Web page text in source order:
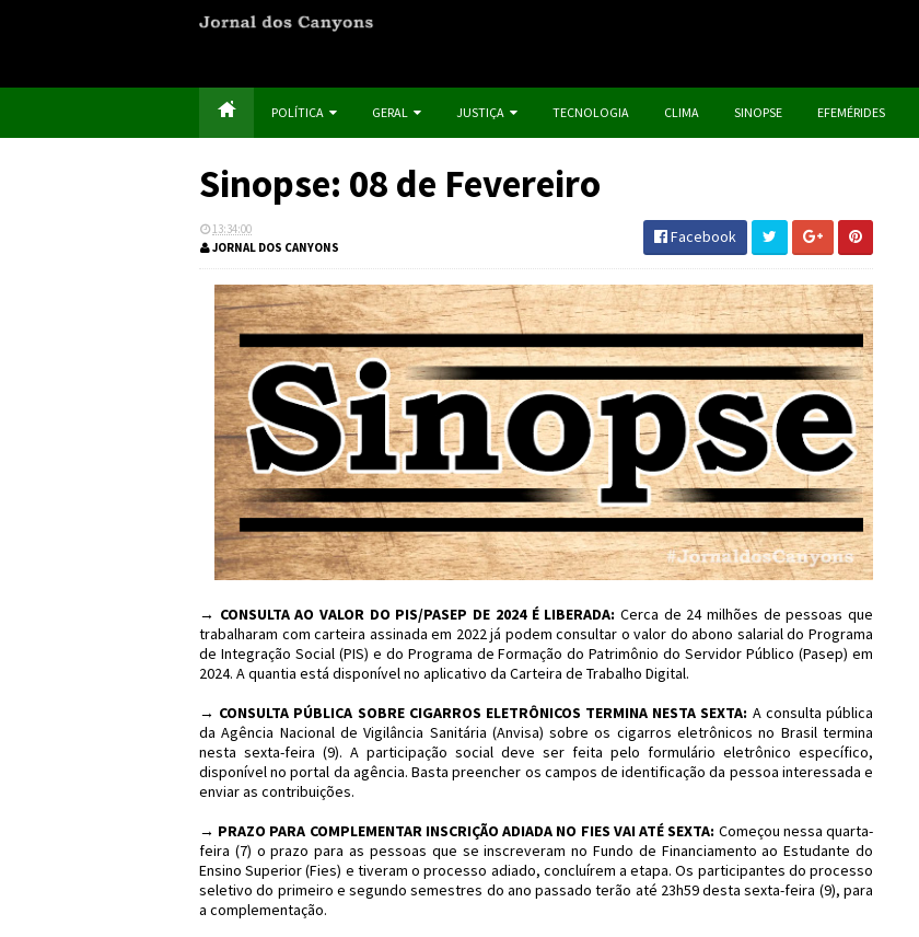
POLÍTICA GERAL JUSTIÇA TECNOLOGIA CLIMA SINOPSE EFEMÉRIDES
Sinopse: 08 de Fevereiro
13:34:00
JORNAL DOS CANYONS
Facebook
→ CONSULTA AO VALOR DO PIS/PASEP DE 2024 É LIBERADA: Cerca de 24 milhões de pessoas que
trabalharam com carteira assinada em 2022 já podem consultar o valor do abono salarial do Programa
de Integração Social (PIS) e do Programa de Formação do Patrimônio do Servidor Público (Pasep) em
2024. A quantia está disponível no aplicativo da Carteira de Trabalho Digital.
→ CONSULTA PÚBLICA SOBRE CIGARROS ELETRÔNICOS TERMINA NESTA SEXTA: A consulta pública
da Agência Nacional de Vigilância Sanitária (Anvisa) sobre os cigarros eletrônicos no Brasil termina
nesta sexta-feira (9). A participação social deve ser feita pelo formulário eletrônico específico,
disponível no portal da agência. Basta preencher os campos de identificação da pessoa interessada e
enviar as contribuições.
→ PRAZO PARA COMPLEMENTAR INSCRIÇÃO ADIADA NO FIES VAI ATÉ SEXTA: Começou nessa quarta-
feira (7) o prazo para as pessoas que se inscreveram no Fundo de Financiamento ao Estudante do
Ensino Superior (Fies) e tiveram o processo adiado, concluírem a etapa. Os participantes do processo
seletivo do primeiro e segundo semestres do ano passado terão até 23h59 desta sexta-feira (9), para
a complementação.